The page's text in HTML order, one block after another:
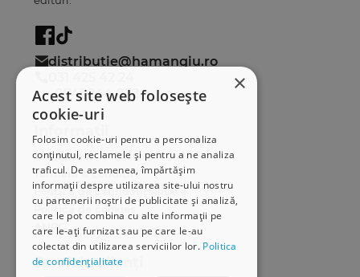
×
Acest site web folosește
cookie-uri
Folosim cookie-uri pentru a personaliza
conținutul, reclamele și pentru a ne analiza
traficul. De asemenea, împărtășim
informații despre utilizarea site-ului nostru
cu partenerii noștri de publicitate și analiză,
care le pot combina cu alte informații pe
care le-ați furnizat sau pe care le-au
colectat din utilizarea serviciilor lor. Politica
de confidențialitate
distributie@hamangiu.ro
0741 244 032
Despre noi
Termeni & condiții
Politica de confidențialitate
Politica de cookies
ANPC
Serviciu clienți